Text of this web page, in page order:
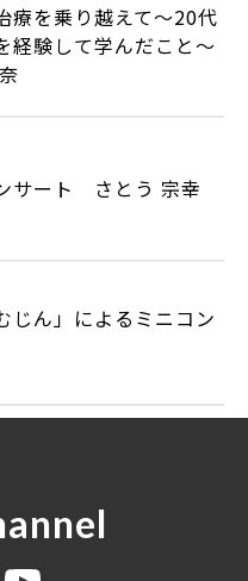
療を乗り越えて～20代
経験して学んだこと～
サート さとう 宗幸
じん」によるミニコン